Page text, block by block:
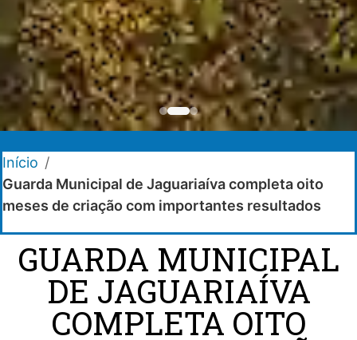
Início /
Guarda Municipal de Jaguariaíva completa oito
meses de criação com importantes resultados
GUARDA MUNICIPAL
DE JAGUARIAÍVA
COMPLETA OITO